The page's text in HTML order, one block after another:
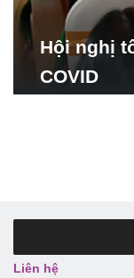
Hội nghị
COVID
Liên hệ